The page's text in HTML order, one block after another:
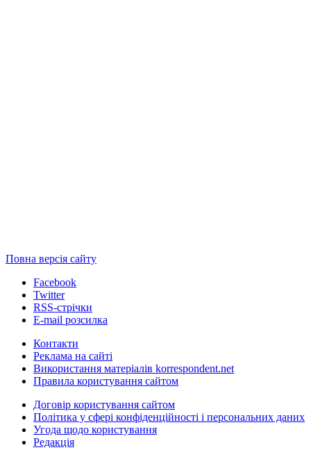
Повна версія сайту
Facebook
Twitter
RSS-стрічки
E-mail розсилка
Контакти
Реклама на сайті
Використання матеріалів korrespondent.net
Правила користування сайтом
Договір користування сайтом
Політика у сфері конфіденційності і персональних даних
Угода щодо користування
Редакція